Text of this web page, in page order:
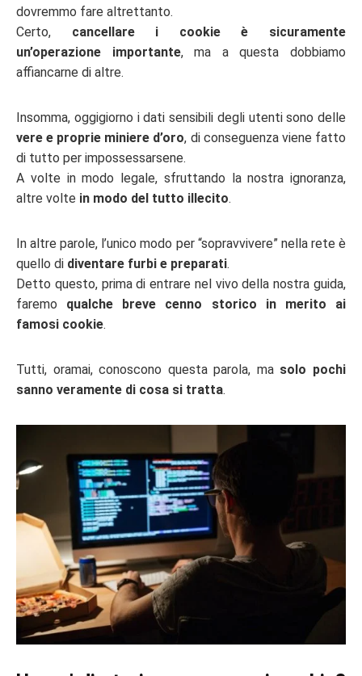
dovremmo fare altrettanto.
Certo, cancellare i cookie è sicuramente
un’operazione importante, ma a questa dobbiamo
affiancarne di altre.
Insomma, oggigiorno i dati sensibili degli utenti sono delle
vere e proprie miniere d’oro, di conseguenza viene fatto
di tutto per impossessarsene.
A volte in modo legale, sfruttando la nostra ignoranza,
altre volte in modo del tutto illecito.
In altre parole, l’unico modo per “sopravvivere” nella rete è
quello di diventare furbi e preparati.
Detto questo, prima di entrare nel vivo della nostra guida,
faremo qualche breve cenno storico in merito ai
famosi cookie.
Tutti, oramai, conoscono questa parola, ma solo pochi
sanno veramente di cosa si tratta.